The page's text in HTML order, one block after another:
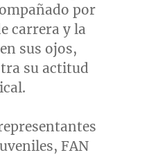
por
carrera y la
sus ojos,
su actitud
FAN